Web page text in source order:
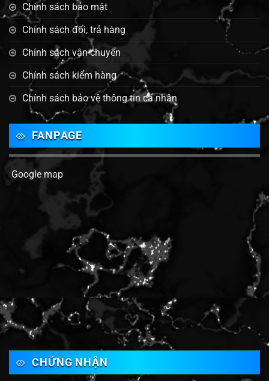
Chính sách bảo mật
Chính sách đổi, trả hàng
Chính sách vận chuyển
Chính sách kiểm hàng
Chính sách bảo vệ thông tin cá nhân
FANPAGE
Google map
CHỨNG NHẬN